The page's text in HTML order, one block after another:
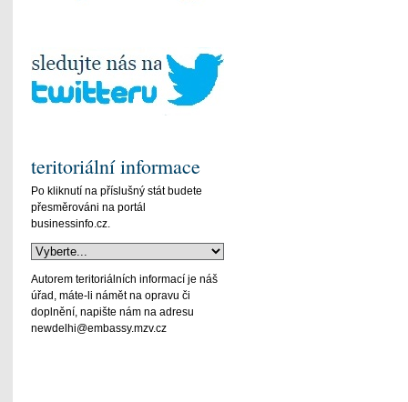
teritoriální informace
Po kliknutí na příslušný stát budete
přesměrováni na portál
businessinfo.cz.
Autorem teritoriálních informací je náš
úřad, máte-li námět na opravu či
doplnění, napište nám na adresu
newdelhi@embassy.mzv.cz